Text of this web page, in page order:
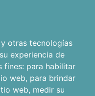
otras tecnologías
experiencia de
fines: para habilitar
web, para brindar
web, medir su